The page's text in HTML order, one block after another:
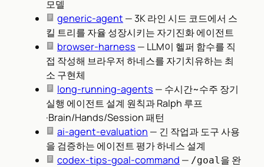
모델
generic-agent — 3K 라인 시드 코드에서 스
킬 트리를 자율 성장시키는 자기진화 에이전트
browser-harness — LLM이 헬퍼 함수를 직
접 작성해 브라우저 하네스를 자기치유하는 최
소 구현체
long-running-agents — 수시간~수주 장기
실행 에이전트 설계 원칙과 Ralph 루프
·Brain/Hands/Session 패턴
ai-agent-evaluation — 긴 작업과 도구 사용
을 검증하는 에이전트 평가 하네스 설계
codex-tips-goal-command — /goal을 완